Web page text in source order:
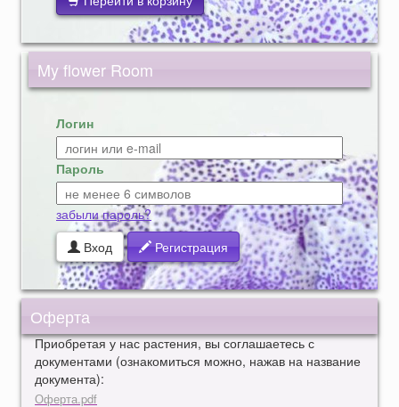
My flower Room
Логин
Пароль
забыли пароль?
Вход
Регистрация
Оферта
Приобретая у нас растения, вы соглашаетесь с
документами (ознакомиться можно, нажав на название
документа):
Оферта.pdf